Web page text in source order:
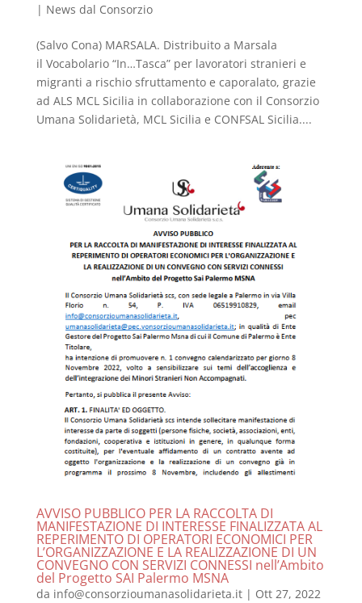
| News dal Consorzio
(Salvo Cona) MARSALA. Distribuito a Marsala
il Vocabolario “In…Tasca” per lavoratori stranieri e
migranti a rischio sfruttamento e caporalato, grazie
ad ALS MCL Sicilia in collaborazione con il Consorzio
Umana Solidarietà, MCL Sicilia e CONFSAL Sicilia....
AVVISO PUBBLICO PER LA RACCOLTA DI
MANIFESTAZIONE DI INTERESSE FINALIZZATA AL
REPERIMENTO DI OPERATORI ECONOMICI PER
L’ORGANIZZAZIONE E LA REALIZZAZIONE DI UN
CONVEGNO CON SERVIZI CONNESSI nell’Ambito
del Progetto SAI Palermo MSNA
da info@consorzioumanasolidarieta.it| Ott 27, 2022